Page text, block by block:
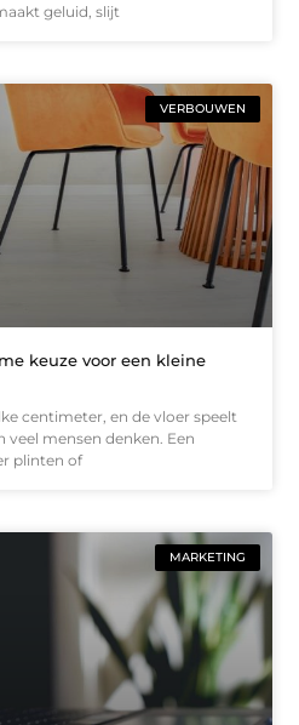
geluid, slijt
VERBOUWEN
keuze voor een kleine
centimeter, en de vloer speelt
veel mensen denken. Een
plinten of
MARKETING